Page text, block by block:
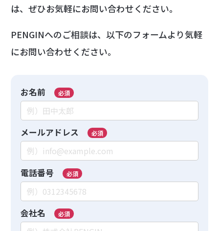
は、ぜひお気軽にお問い合わせください。
PENGINへのご相談は、以下のフォームより気軽
にお問い合わせください。
お名前 必須
メールアドレス 必須
電話番号 必須
会社名 必須